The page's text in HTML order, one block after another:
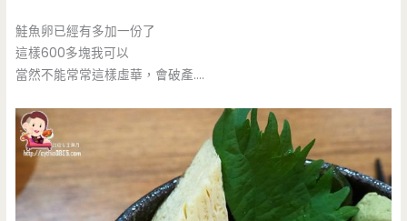
鮭魚卵已經有多加一份了
這樣600多塊我可以
當然不能常常這樣虛華，會破產….